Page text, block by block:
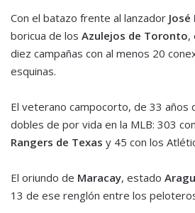
Con el batazo frente al lanzador
boricua de los Azulejos de Toronto,
diez campañas con al menos 20
esquinas.
El veterano campocorto, de 33 años
dobles de por vida en la MLB: 303
Rangers de Texas y 45 con los
El oriundo de Maracay, estado
13 de ese renglón entre los